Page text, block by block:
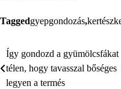
Taggedgyepgondozás,
Bejegyzés
navigáció
Így gondozd a gyümölcsfákat
télen, hogy tavasszal bőséges
legyen a termés